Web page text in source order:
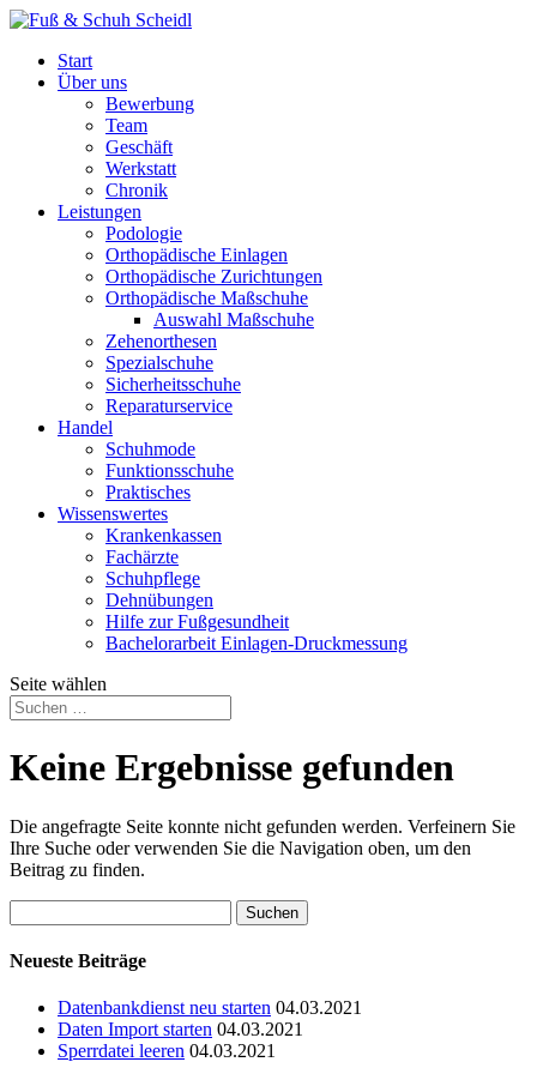
Start
Über uns
Bewerbung
Team
Geschäft
Werkstatt
Chronik
Leistungen
Podologie
Orthopädische Einlagen
Orthopädische Zurichtungen
Orthopädische Maßschuhe
Auswahl Maßschuhe
Zehenorthesen
Spezialschuhe
Sicherheitsschuhe
Reparaturservice
Handel
Schuhmode
Funktionsschuhe
Praktisches
Wissenswertes
Krankenkassen
Fachärzte
Schuhpflege
Dehnübungen
Hilfe zur Fußgesundheit
Bachelorarbeit Einlagen-Druckmessung
Seite wählen
Keine Ergebnisse gefunden
Die angefragte Seite konnte nicht gefunden werden. Verfeinern Sie
Ihre Suche oder verwenden Sie die Navigation oben, um den
Beitrag zu finden.
nach:
Neueste Beiträge
Datenbankdienst neu starten 04.03.2021
Daten Import starten 04.03.2021
Sperrdatei leeren 04.03.2021